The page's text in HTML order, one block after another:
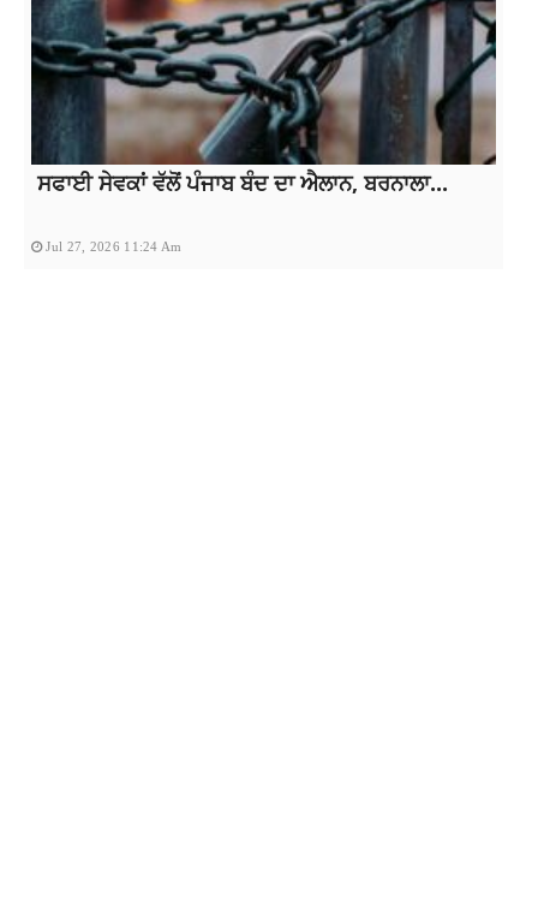
ਸਫਾਈ ਸੇਵਕਾਂ ਵੱਲੋਂ ਪੰਜਾਬ ਬੰਦ ਦਾ ਐਲਾਨ, ਬਰਨਾਲਾ...
Jul 27, 2026 11:24 Am